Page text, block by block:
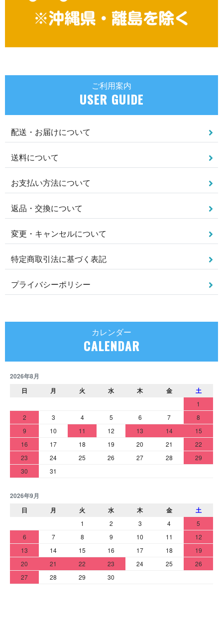
ご利用案内
USER GUIDE
配送・お届けについて
送料について
お支払い方法について
返品・交換について
変更・キャンセルについて
特定商取引法に基づく表記
プライバシーポリシー
カレンダー
CALENDAR
2026年8月
日
月 火 水 木 金 土
1
2
3 4 5 6 7
8
9
10 11 12 13 14
15
16
17 18 19 20 21
22
23
24 25 26 27 28
29
30
31
2026年9月
日
月 火 水 木 金 土
1 2 3 4
5
6
7 8 9 10 11
12
13
14 15 16 17 18
19
20
21 22 23 24 25
26
27
28 29 30